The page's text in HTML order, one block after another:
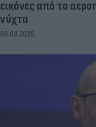
εικόνες από το
νύχτα
06.08.2026